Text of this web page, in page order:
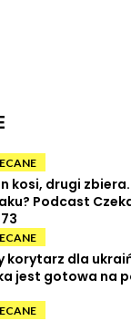
kosi, drugi
Podcast
korytarz dla
jest gotowa na